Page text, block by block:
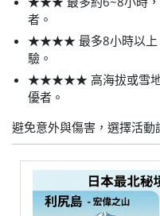
者。
★★★★ 最多8小時以上
驗。
★★★★★ 高海拔或雪地
優者。
避免意外與傷害，選擇活動